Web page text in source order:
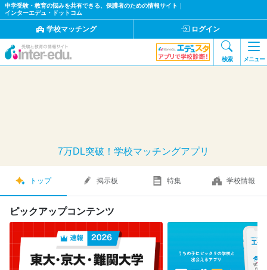
中学受験・教育の悩みを共有できる、保護者のための情報サイト
インターエデュ・ドットコム
学校マッチング ログイン
検索 メニュー
7万DL突破！学校マッチングアプリ
トップ 掲示板 特集 学校情報
ピックアップコンテンツ